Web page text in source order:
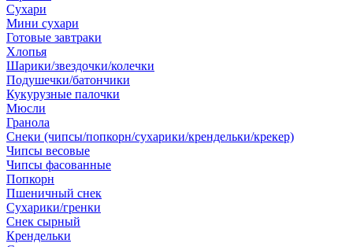
Сухари
Мини сухари
Готовые завтраки
Хлопья
Шарики/звездочки/колечки
Подушечки/батончики
Кукурузные палочки
Мюсли
Гранола
Снеки (чипсы/попкорн/сухарики/крендельки/крекер)
Чипсы весовые
Чипсы фасованные
Попкорн
Пшеничный снек
Сухарики/гренки
Снек сырный
Крендельки